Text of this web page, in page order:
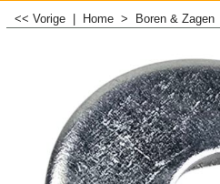
<< Vorige Home > Boren & Zagen